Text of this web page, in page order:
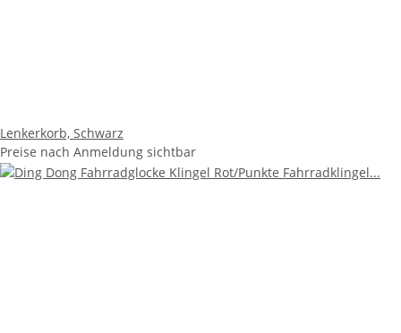
Lenkerkorb, Schwarz
Preise nach Anmeldung sichtbar